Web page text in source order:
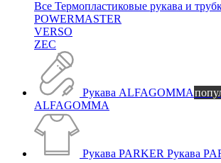
Все Термопластиковые рукава и
POWERMASTER
VERSO
ZEC
Рукава ALFAGOMMA
ALFAGOMMA
Рукава PARKER Рукава